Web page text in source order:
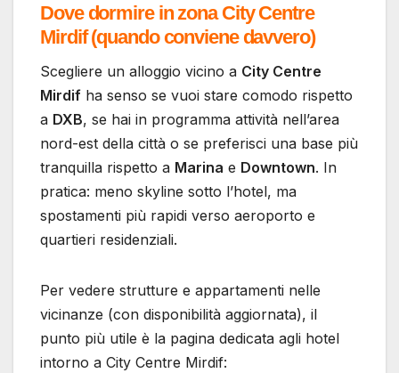
Dove dormire in zona City Centre
Mirdif (quando conviene davvero)
Scegliere un alloggio vicino a City Centre
Mirdif ha senso se vuoi stare comodo rispetto
a DXB, se hai in programma attività nell’area
nord-est della città o se preferisci una base più
tranquilla rispetto a Marina e Downtown. In
pratica: meno skyline sotto l’hotel, ma
spostamenti più rapidi verso aeroporto e
quartieri residenziali.
Per vedere strutture e appartamenti nelle
vicinanze (con disponibilità aggiornata), il
punto più utile è la pagina dedicata agli hotel
intorno a City Centre Mirdif: